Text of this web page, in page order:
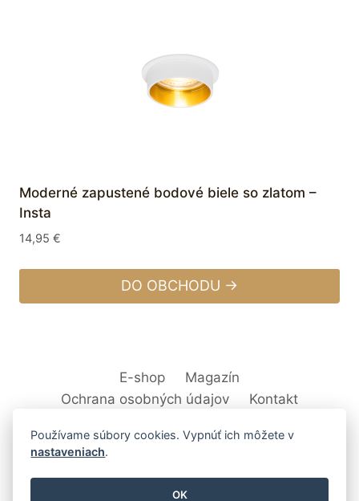
Moderné zapustené bodové biele so zlatom –
Insta
14,95 €
DO OBCHODU →
E-shop
Magazín
Ochrana osobných údajov
Kontakt
© 2026 Svet Interiéru - kuchyňa, kúpeľne,
Používame súbory cookies. Vypnúť ich môžete v
nastaveniach.
OK